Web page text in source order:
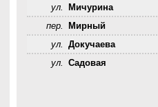
ул.
Мичурина
пер.
Мирный
ул. Докучаева
ул. Садовая